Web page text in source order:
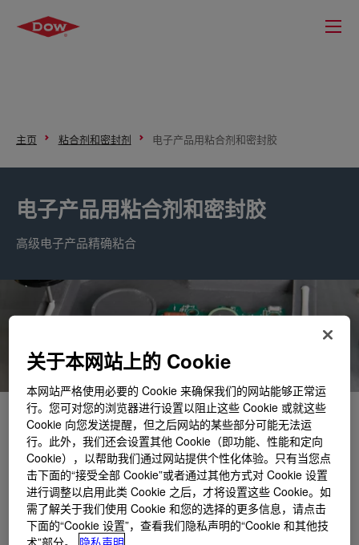
主页 粘合剂和密封剂 电子产品用粘合剂和密封胶
电子产品用粘合剂和密封胶
高级电子产品精确粘合
应用
产品
支持
市场
关于本网站上的 Cookie
本网站严格使用必要的 Cookie 来确保我们的网站能够正常运
行。您可对您的浏览器进行设置以阻止这些 Cookie 或就这些
Cookie 向您发送提醒，但之后网站的某些部分可能无法运
行。此外，我们还会设置其他 Cookie（即功能、性能和定向
Cookie），以帮助我们通过网站提供个性化体验。只有当您点
击下面的“接受全部 Cookie”或者通过其他方式对 Cookie 设置
进行调整以启用此类 Cookie 之后，才将设置这些 Cookie。如
需了解关于我们使用 Cookie 和您的选择的更多信息，请点击
下面的“Cookie 设置”，查看我们隐私声明的“Cookie 和其他技
术”部分。
隐私声明